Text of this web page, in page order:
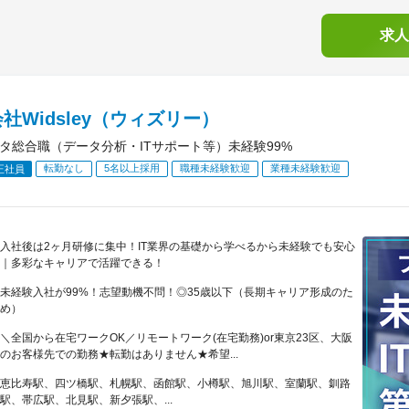
求
Widsley（ウィズリー）
総合職（データ分析・ITサポート等）未経験99%
社員 転勤なし 5名以上採用 職種未経験歓迎 業種未経験歓迎
入社後は2ヶ月研修に集中！IT業界の基礎から学べるから未経験でも安心
｜多彩なキャリアで活躍できる！
未経験入社が99%！志望動機不問！◎35歳以下（長期キャリア形成のた
め）
＼全国から在宅ワークOK／リモートワーク(在宅勤務)or東京23区、大阪
のお客様先での勤務★転勤はありません★希望...
恵比寿駅、四ツ橋駅、札幌駅、函館駅、小樽駅、旭川駅、室蘭駅、釧路
駅、帯広駅、北見駅、新夕張駅、...